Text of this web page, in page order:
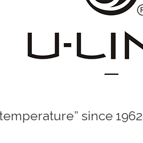
since 1962